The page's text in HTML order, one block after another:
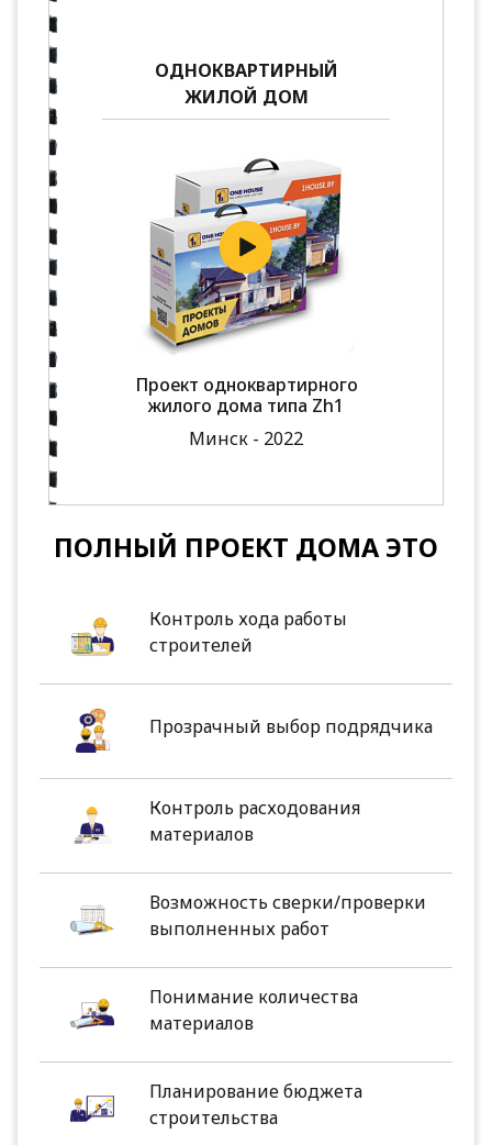
ОДНОКВАРТИРНЫЙ
ЖИЛОЙ ДОМ
Проект одноквартирного
жилого дома типа Zh1
Минск - 2022
ПОЛНЫЙ ПРОЕКТ ДОМА ЭТО
Контроль хода работы
строителей
Прозрачный выбор подрядчика
Контроль расходования
материалов
Возможность сверки/проверки
выполненных работ
Понимание количества
материалов
Планирование бюджета
строительства